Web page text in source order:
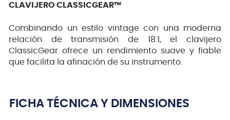
CLAVIJERO CLASSICGEAR™
Combinando un estilo vintage con una moderna
relación de transmisión de 18:1, el clavijero
ClassicGear ofrece un rendimiento suave y fiable
que facilita la afinación de su instrumento.
FICHA TÉCNICA Y DIMENSIONES